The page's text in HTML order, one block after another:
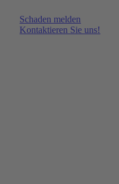
Schaden melden
Kontaktieren Sie uns!